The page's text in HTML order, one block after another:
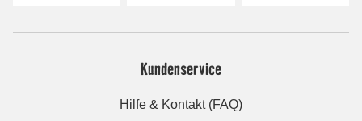
Kundenservice
Hilfe & Kontakt (FAQ)